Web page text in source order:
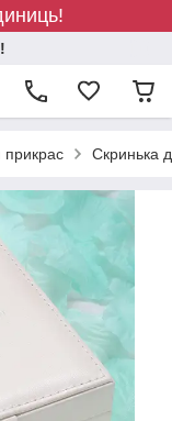
прикрас Скринька